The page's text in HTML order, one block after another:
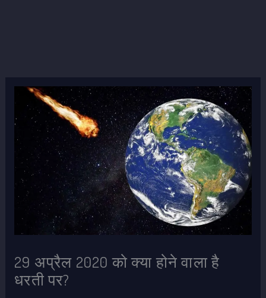
29 अप्रैल 2020 को क्या होने वाला है
धरती पर?